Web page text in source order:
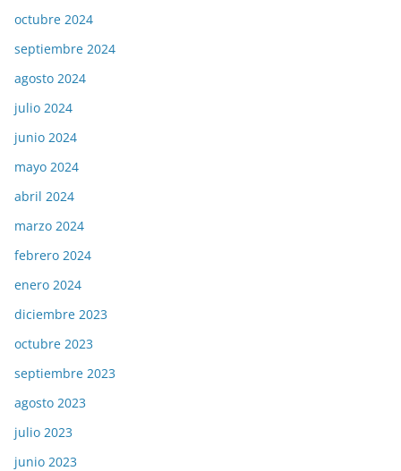
octubre 2024
septiembre 2024
agosto 2024
julio 2024
junio 2024
mayo 2024
abril 2024
marzo 2024
febrero 2024
enero 2024
diciembre 2023
octubre 2023
septiembre 2023
agosto 2023
julio 2023
junio 2023